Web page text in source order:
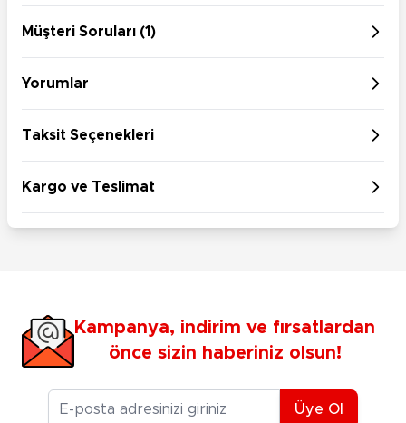
Müşteri Soruları (1)
Yorumlar
Taksit Seçenekleri
Kargo ve Teslimat
Kampanya, indirim ve fırsatlardan
önce sizin haberiniz olsun!
E-posta Adresiniz
Üye Ol